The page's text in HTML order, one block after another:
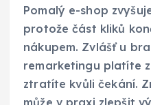
Pomalý e-shop
protože část kliků
nákupem. Zvlášť u
remarketingu platíte
ztratíte kvůli čekání.